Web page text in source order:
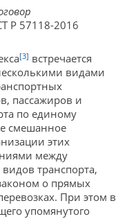
Р 57118-2016
[3] встречается
видами
пассажиров и
по единому
смешанное
этих
между
транспорта,
о прямых
При этом в
упомянутого